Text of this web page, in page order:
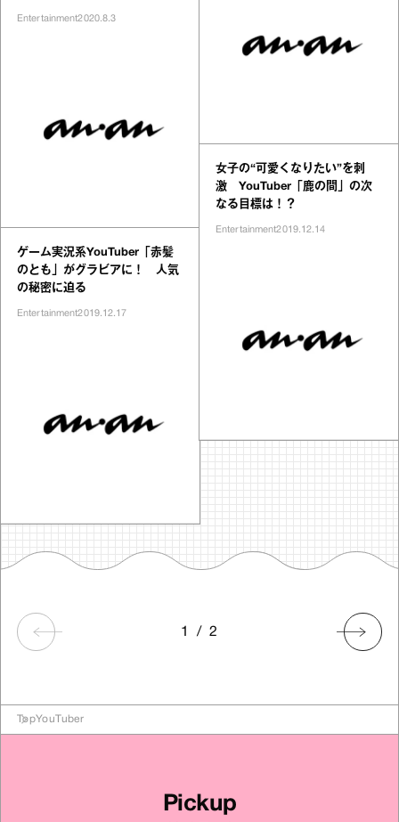
Entertainment2020.8.3
ゲーム実況系YouTuber「赤髪
のとも」がグラビアに！ 人気
の秘密に迫る
Entertainment2019.12.17
女子の“可愛くなりたい”を刺
激 YouTuber「鹿の間」の次
なる目標は！？
Entertainment2019.12.14
1 / 2
TopYouTuber
Pickup